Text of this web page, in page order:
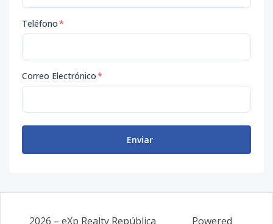
Teléfono*
Correo Electrónico*
Enviar
2026 – eXp Realty República Powered